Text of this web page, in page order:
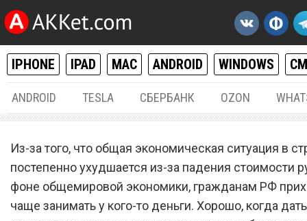
IPHONE IPAD MAC ANDROID WINDOWS
ANDROID TESLA СБЕРБАНК OZON
Процентная ставка на
в «Сбербанке» сильно
Из-за того, что общая экономическая ситуация в
постепенно ухудшается из-за падения стоимости
фоне общемировой экономики, гражданам РФ
чаще занимать у кого-то деньги. Хорошо, когда